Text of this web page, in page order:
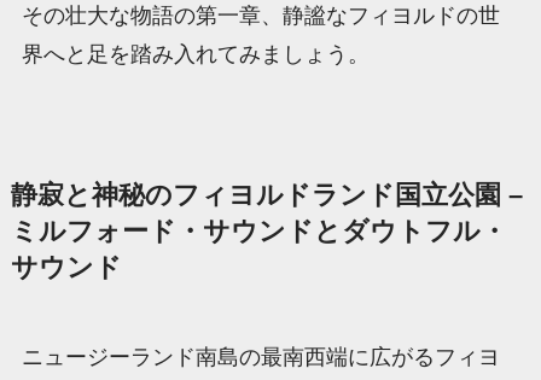
その壮大な物語の第一章、静謐なフィヨルドの世
界へと足を踏み入れてみましょう。
静寂と神秘のフィヨルドランド国立公園 –
ミルフォード・サウンドとダウトフル・
サウンド
ニュージーランド南島の最南西端に広がるフィヨ